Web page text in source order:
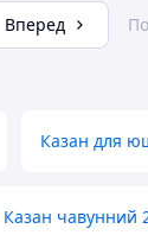
Вперед
Казан для
Казан чавунний